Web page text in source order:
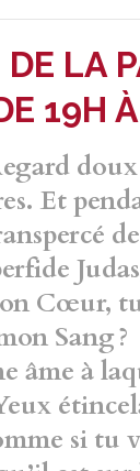
LA
19H
Et
Cœur,
Sang ?
âme à
si tu